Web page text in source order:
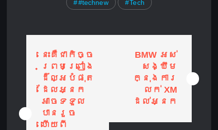
#technew Tech
n
នេះគឺជាកិច្ច
ព្រមព្រៀង
ដ៏ល្អបំផុត
ដែលអ្នក
អាចទទួល
បានរួច
ហើយពី
BMW អស់
សង្ឃឹម
ក្នុងការ
លក់ XM
ដល់អ្នក